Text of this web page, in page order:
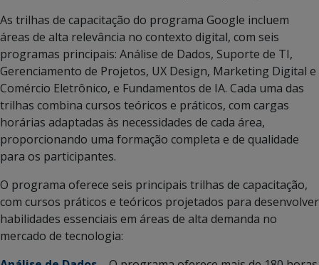
As trilhas de capacitação do programa Google incluem
áreas de alta relevância no contexto digital, com seis
programas principais: Análise de Dados, Suporte de TI,
Gerenciamento de Projetos, UX Design, Marketing Digital e
Comércio Eletrônico, e Fundamentos de IA. Cada uma das
trilhas combina cursos teóricos e práticos, com cargas
horárias adaptadas às necessidades de cada área,
proporcionando uma formação completa e de qualidade
para os participantes.
O programa oferece seis principais trilhas de capacitação,
com cursos práticos e teóricos projetados para desenvolver
habilidades essenciais em áreas de alta demanda no
mercado de tecnologia: